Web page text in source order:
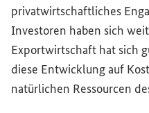
privatwirtschaftliches
Investoren haben sich
Exportwirtschaft hat sich
diese Entwicklung auf
natürlichen Ressourcen